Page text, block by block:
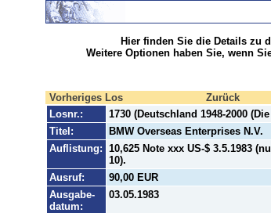
Hier finden Sie die Details zu
Weitere Optionen haben Sie, wenn
Vorheriges Los Zurück
Losnr.:
1730 (Deutschland 1948-2000
Titel:
BMW Overseas Enterprises N.V.
Auflistung: 10,625 Note xxx US-$ 3.5.1983
10).
Ausruf:
90,00 EUR
Ausgabe-
datum:
03.05.1983